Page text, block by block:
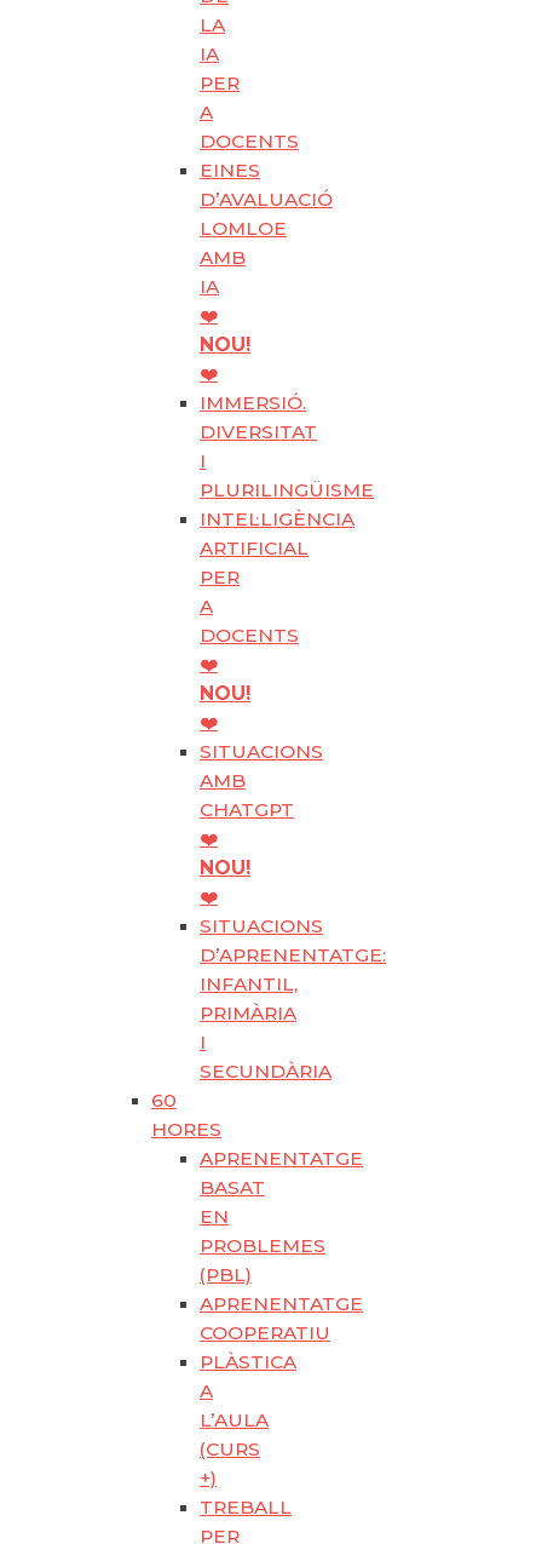
LA
IA
PER
A
DOCENTS
EINES
D’AVALUACIÓ
LOMLOE
AMB
IA
❤️
NOU!
❤️
IMMERSIÓ.
DIVERSITAT
I
PLURILINGÜISME
INTEL·LIGÈNCIA
ARTIFICIAL
PER
A
DOCENTS
❤️
NOU!
❤️
SITUACIONS
AMB
CHATGPT
❤️
NOU!
❤️
SITUACIONS
D’APRENENTATGE:
INFANTIL,
PRIMÀRIA
I
SECUNDÀRIA
60
HORES
APRENENTATGE
BASAT
EN
PROBLEMES
(PBL)
APRENENTATGE
COOPERATIU
PLÀSTICA
A
L’AULA
(CURS
+)
TREBALL
PER